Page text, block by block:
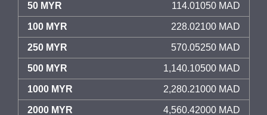
50 MYR 114.01050 MAD
100 MYR 228.02100 MAD
250 MYR 570.05250 MAD
500 MYR 1,140.10500 MAD
1000 MYR 2,280.21000 MAD
2000 MYR 4,560.42000 MAD